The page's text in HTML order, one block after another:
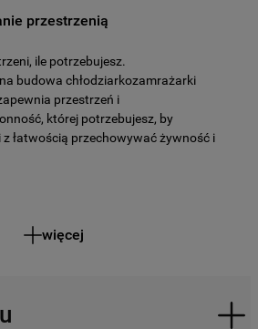
przestrzenią
ile potrzebujesz.
budowa chłodziarkozamrażarki
przestrzeń i
której potrzebujesz, by
z łatwością przechowywać żywność i
więcej